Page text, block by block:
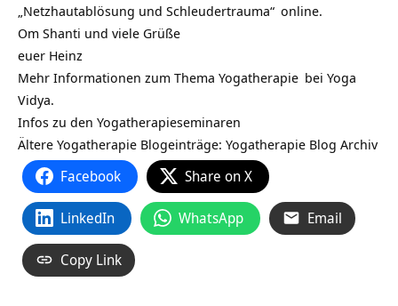
„Netzhautablösung und Schleudertrauma“ online.
Om Shanti und viele Grüße
euer Heinz
Mehr Informationen zum Thema Yogatherapie bei Yoga
Vidya.
Infos zu den Yogatherapieseminaren
Ältere Yogatherapie Blogeinträge: Yogatherapie Blog Archiv
Facebook Share on X
LinkedIn WhatsApp Email
Copy Link